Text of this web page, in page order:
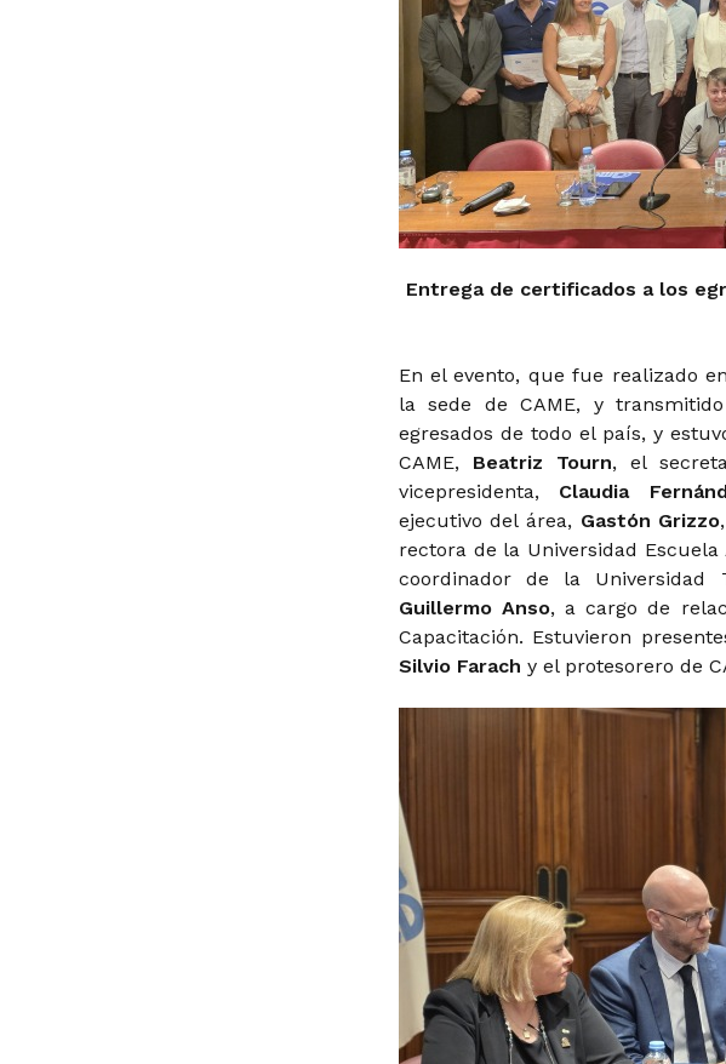
Entrega de certificados a los
En el evento, que fue realizado
la sede de CAME, y
egresados de todo el país, y
CAME, Beatriz Tourn, el
vicepresidenta, Claudia
ejecutivo del área, Gastón Grizzo
rectora de la Universidad Escuela
coordinador de la Universidad
Guillermo Anso, a cargo de
Capacitación. Estuvieron
Silvio Farach y el protesorero de